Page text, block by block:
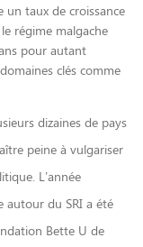
un taux de croissance
régime malgache
pour autant
clés comme
dizaines de pays
peine à vulgariser
L’année
autour du SRI a été
Bette U de